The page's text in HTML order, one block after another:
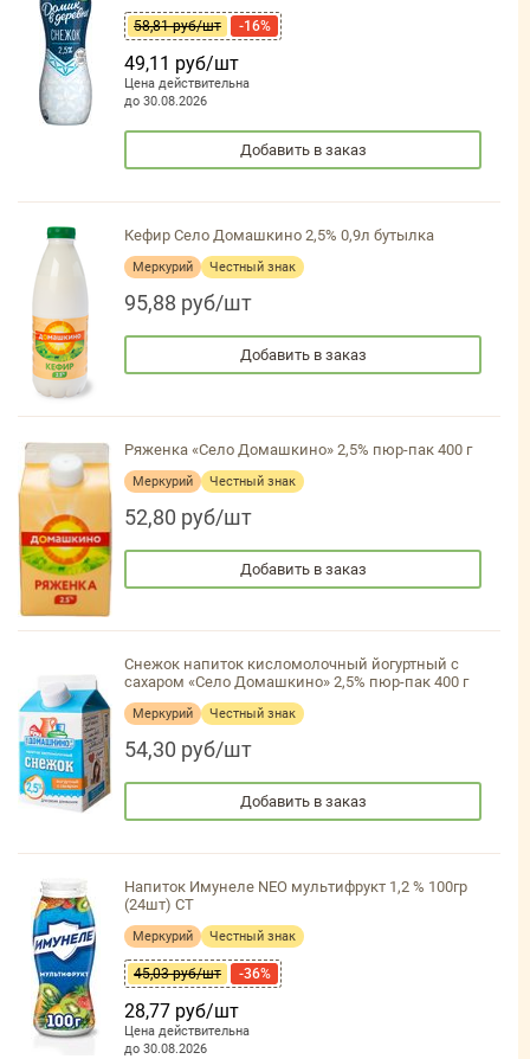
58,81 руб/шт -16%
49,11 руб/шт
Цена действительна
до 30.08.2026
Добавить в заказ
Кефир Село Домашкино 2,5% 0,9л бутылка
Меркурий Честный знак
95,88 руб/шт
Добавить в заказ
Ряженка «Село Домашкино» 2,5% пюр-пак 400 г
Меркурий Честный знак
52,80 руб/шт
Добавить в заказ
Снежок напиток кисломолочный йогуртный с
сахаром «Село Домашкино» 2,5% пюр-пак 400 г
Меркурий Честный знак
54,30 руб/шт
Добавить в заказ
Напиток Имунеле NEO мультифрукт 1,2 % 100гр
(24шт) СТ
Меркурий Честный знак
45,03 руб/шт -36%
28,77 руб/шт
Цена действительна
до 30.08.2026